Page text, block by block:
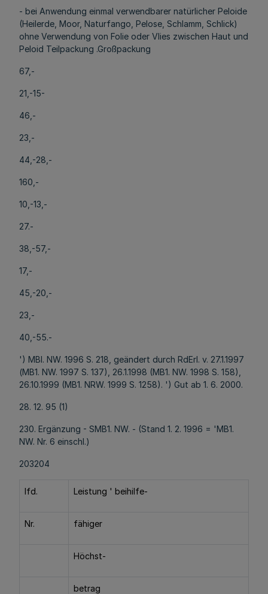
- bei Anwendung einmal verwendbarer natürlicher Peloide
(Heilerde, Moor, Naturfango, Pelose, Schlamm, Schlick)
ohne Verwendung von Folie oder Vlies zwischen Haut und
Peloid Teilpackung .Großpackung
67,-
21,-15-
46,-
23,-
44,-28,-
160,-
10,-13,-
27.-
38,-57,-
17,-
45,-20,-
23,-
40,-55.-
') MBl. NW. 1996 S. 218, geändert durch RdErl. v. 27.1.1997
(MB1. NW. 1997 S. 137), 26.1.1998 (MB1. NW. 1998 S. 158),
26.10.1999 (MB1. NRW. 1999 S. 1258). ') Gut ab 1. 6. 2000.
28. 12. 95 (1)
230. Ergänzung - SMB1. NW. - (Stand 1. 2. 1996 = 'MB1.
NW. Nr. 6 einschl.)
203204
lfd. Leistung ' beihilfe-
Nr. fähiger
Höchst-
betrag